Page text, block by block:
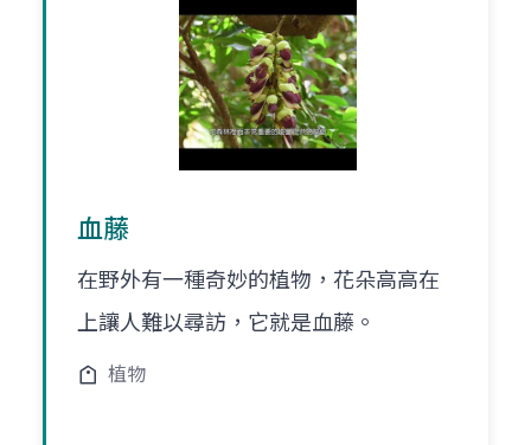
血藤
在野外有一種奇妙的植物，花朵高高在
上讓人難以尋訪，它就是血藤。
植物